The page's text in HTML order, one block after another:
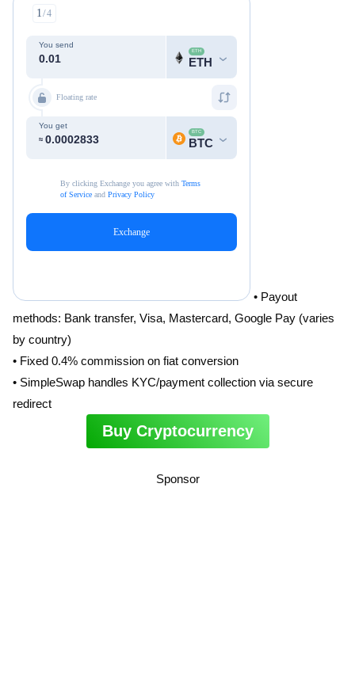
• Payout
methods: Bank transfer, Visa, Mastercard, Google Pay (varies
by country)
• Fixed 0.4% commission on fiat conversion
• SimpleSwap handles KYC/payment collection via secure
redirect
Buy Cryptocurrency
Sponsor